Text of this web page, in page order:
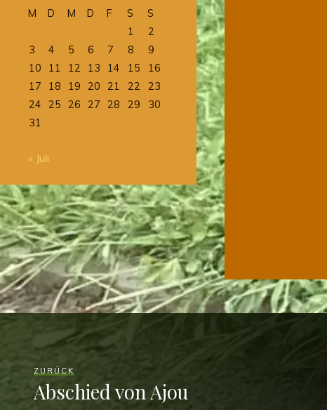
M
D M D F S
S
1
2
3
4 5 6 7 8
9
10
11 12 13 14 15
16
17
18 19 20 21 22
23
24
25 26 27 28 29
30
31
« Juli
ZURÜCK
Abschied von Ajou